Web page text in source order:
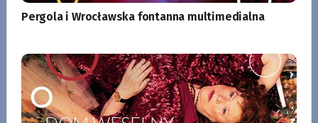
Pergola i Wrocławska fontanna multimedialna